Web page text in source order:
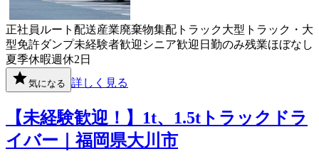
正社員 ルート配送産業廃棄物集配 トラック大型トラック・大
型免許ダンプ未経験者歓迎 シニア歓迎 日勤のみ残業ほぼなし
夏季休暇週休2日
気になる 詳しく見る
【未経験歓迎！】1t、1.5tトラックドラ
イバー｜福岡県大川市